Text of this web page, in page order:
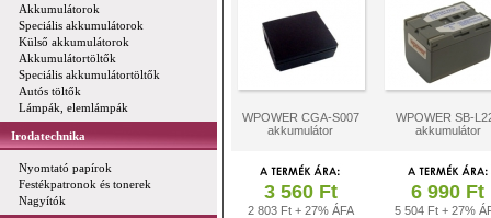
Akkumulátorok
Speciális akkumulátorok
Külső akkumulátorok
Akkumulátortöltők
Speciális akkumulátortöltők
Autós töltők
Lámpák, elemlámpák
Irodatechnika
Nyomtató papírok
Festékpatronok és tonerek
Nagyítók
WPOWER CGA-S007
akkumulátor
WPOWER SB-
akkumulátor
3 560 Ft
2 803 Ft + 27% ÁFA
6 990 Ft
5 504 Ft + 27%